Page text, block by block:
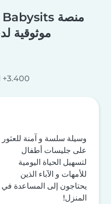
موثوقية
3.400+ التقييمات
وسيلة سلسة و آمنة للعثور
على جليسات أطفال
لتسهيل الحياة اليومية
للأمهات و الآباء الذين
يحتاجون إلى المساعدة في
المنزل!